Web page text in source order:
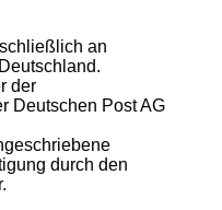
an
der
Deutschen Post AG
durch den